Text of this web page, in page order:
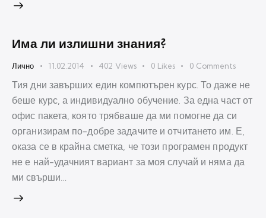
Има ли излишни знания?
Лично 11.02.2014 402 Views 0 Likes 0 Comments
Тия дни завърших един компютърен курс. То даже не
беше курс, а индивидуално обучение. За една част от
офис пакета, която трябваше да ми помогне да си
организирам по-добре задачите и отчитането им. Е,
оказа се в крайна сметка, че този програмен продукт
не е най-удачният вариант за моя случай и няма да
ми свърши…